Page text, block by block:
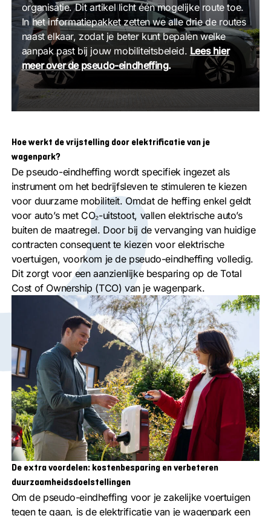
organisatie. Dit artikel licht één mogelijke route toe.
In het informatiepakket zetten we alle drie de routes
naast elkaar, zodat je beter kunt bepalen welke
aanpak past bij jouw mobiliteitsbeleid. Lees hier
meer over de pseudo-eindheffing.
Hoe werkt de vrijstelling door elektrificatie van je
wagenpark?
De pseudo-eindheffing wordt specifiek ingezet als
instrument om het bedrijfsleven te stimuleren te kiezen
voor duurzame mobiliteit. Omdat de heffing enkel geldt
voor auto’s met CO₂-uitstoot, vallen elektrische auto’s
buiten de maatregel. Door bij de vervanging van huidige
contracten consequent te kiezen voor elektrische
voertuigen, voorkom je de pseudo-eindheffing volledig.
Dit zorgt voor een aanzienlijke besparing op de Total
Cost of Ownership (TCO) van je wagenpark.
De extra voordelen: kostenbesparing en verbeteren
duurzaamheidsdoelstellingen
Om de pseudo-eindheffing voor je zakelijke voertuigen
tegen te gaan, is de elektrificatie van je wagenpark een